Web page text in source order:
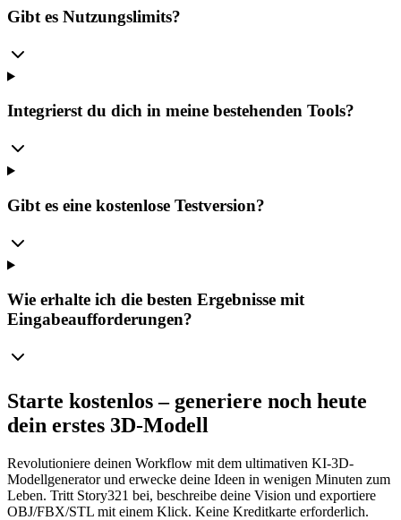
Gibt es Nutzungslimits?
Integrierst du dich in meine bestehenden Tools?
Gibt es eine kostenlose Testversion?
Wie erhalte ich die besten Ergebnisse mit
Eingabeaufforderungen?
Starte kostenlos – generiere noch heute
dein erstes 3D-Modell
Revolutioniere deinen Workflow mit dem ultimativen KI-3D-
Modellgenerator und erwecke deine Ideen in wenigen Minuten zum
Leben. Tritt Story321 bei, beschreibe deine Vision und exportiere
OBJ/FBX/STL mit einem Klick. Keine Kreditkarte erforderlich.